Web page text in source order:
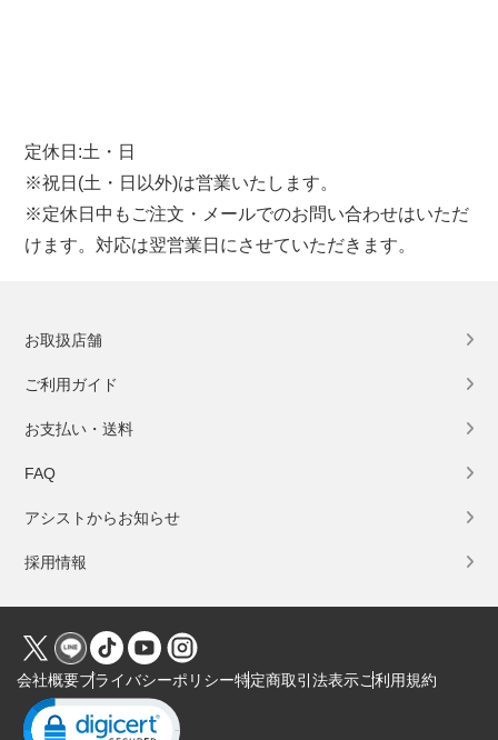
定休日:土・日
※祝日(土・日以外)は営業いたします。
※定休日中もご注文・メールでのお問い合わせはいただ
けます。対応は翌営業日にさせていただきます。
お取扱店舗
ご利用ガイド
お支払い・送料
FAQ
アシストからお知らせ
採用情報
会社概要プライバシーポリシー特定商取引法表示ご利用規約
Click to open certificate verification popup